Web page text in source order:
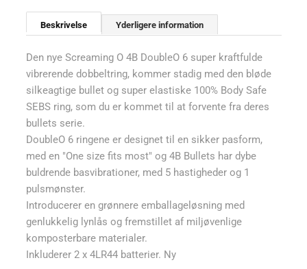
Beskrivelse Yderligere information
Den nye Screaming O 4B DoubleO 6 super kraftfulde
vibrerende dobbeltring, kommer stadig med den bløde
silkeagtige bullet og super elastiske 100% Body Safe
SEBS ring, som du er kommet til at forvente fra deres
bullets serie.
DoubleO 6 ringene er designet til en sikker pasform,
med en "One size fits most" og 4B Bullets har dybe
buldrende basvibrationer, med 5 hastigheder og 1
pulsmønster.
Introducerer en grønnere emballageløsning med
genlukkelig lynlås og fremstillet af miljøvenlige
komposterbare materialer.
Inkluderer 2 x 4LR44 batterier. Ny